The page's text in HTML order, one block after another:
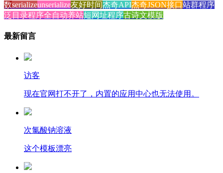
数serializeunserialize友好时间杰奇API杰奇JSON接口站群程序
泛目录程序全自动养站短网址程序古诗文模版
最新留言
访客
现在官网打不开了，内置的应用中心也无法使用。
次氯酸钠溶液
这个模板漂亮